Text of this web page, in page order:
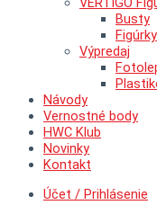
Busty
Figúrky
Výpredaj
Návody
Vernostné body
HWC Klub
Novinky
Kontakt
Účet / Prihlásenie